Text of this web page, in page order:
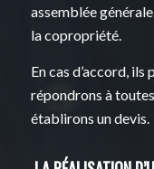
assemblée
la copropriété.
En cas d’accord,
répondrons à
établirons un devis.